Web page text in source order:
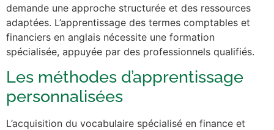
demande une approche structurée et des ressources
adaptées. L’apprentissage des termes comptables et
financiers en anglais nécessite une formation
spécialisée, appuyée par des professionnels qualifiés.
Les méthodes d’apprentissage
personnalisées
L’acquisition du vocabulaire spécialisé en finance et